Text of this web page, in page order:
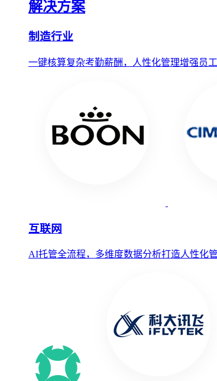
解决方案
制造行业
一键核算复杂考勤薪酬，人性化管理增强员
互联网
AI托管全流程，多维度数据分析打造人性化